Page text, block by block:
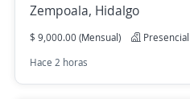
Zempoala, Hidalgo
$ 9,000.00 (Mensual)
Hace 2 horas